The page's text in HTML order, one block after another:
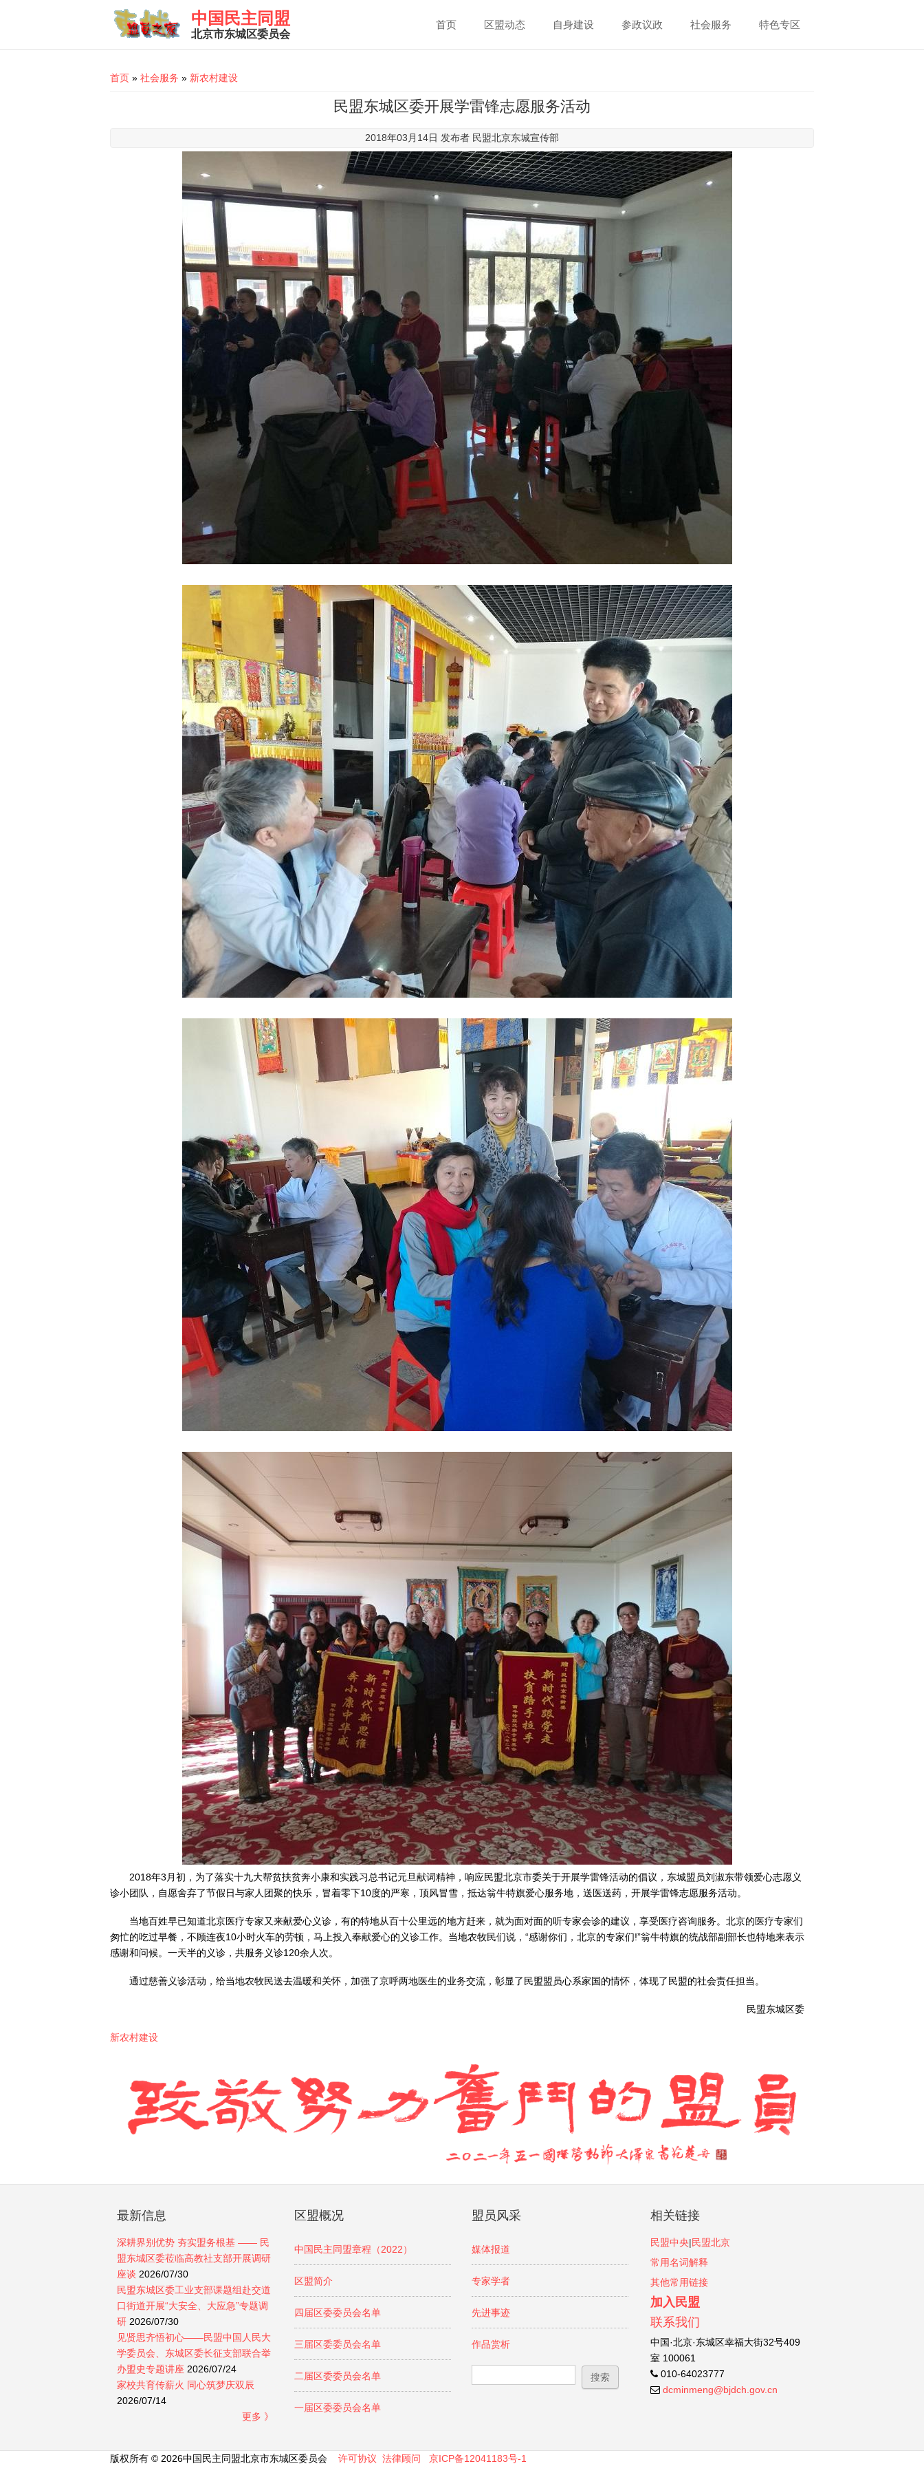
中国民主同盟
北京市东城区委员会
首页 区盟动态 自身建设 参政议政 社会服务 特色专区
You are here
首页 » 社会服务 » 新农村建设
民盟东城区委开展学雷锋志愿服务活动
2018年03月14日 发布者 民盟北京东城宣传部
2018年3月初，为了落实十九大帮贫扶贫奔小康和实践习总书记元旦献词精神，响应民盟北京市委关于开展学雷锋活动的倡议，东城盟员刘淑东带领爱心志愿义
诊小团队，自愿舍弃了节假日与家人团聚的快乐，冒着零下10度的严寒，顶风冒雪，抵达翁牛特旗爱心服务地，送医送药，开展学雷锋志愿服务活动。
当地百姓早已知道北京医疗专家又来献爱心义诊，有的特地从百十公里远的地方赶来，就为面对面的听专家会诊的建议，享受医疗咨询服务。北京的医疗专家们
匆忙的吃过早餐，不顾连夜10小时火车的劳顿，马上投入奉献爱心的义诊工作。当地农牧民们说，“感谢你们，北京的专家们!”翁牛特旗的统战部副部长也特地来表示
感谢和问候。一天半的义诊，共服务义诊120余人次。
通过慈善义诊活动，给当地农牧民送去温暖和关怀，加强了京呼两地医生的业务交流，彰显了民盟盟员心系家国的情怀，体现了民盟的社会责任担当。
民盟东城区委
新农村建设
最新信息
深耕界别优势 夯实盟务根基 —— 民
盟东城区委莅临高教社支部开展调研
座谈 2026/07/30
民盟东城区委工业支部课题组赴交道
口街道开展“大安全、大应急”专题调
研 2026/07/30
见贤思齐悟初心——民盟中国人民大
学委员会、东城区委长征支部联合举
办盟史专题讲座 2026/07/24
家校共育传薪火 同心筑梦庆双辰
2026/07/14
更多 》
区盟概况
中国民主同盟章程（2022）
区盟简介
四届区委委员会名单
三届区委委员会名单
二届区委委员会名单
一届区委委员会名单
盟员风采
媒体报道
专家学者
先进事迹
作品赏析
搜索表单
相关链接
民盟中央|民盟北京
常用名词解释
其他常用链接
加入民盟
联系我们
中国·北京·东城区幸福大街32号409
室 100061
010-64023777
dcminmeng@bjdch.gov.cn
版权所有 © 2026中国民主同盟北京市东城区委员会 许可协议 法律顾问 京ICP备12041183号-1